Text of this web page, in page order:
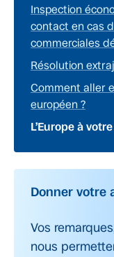
Inspection
contact en cas
commerciales
Résolution
Comment aller
européen ?
L’Europe à
Donner votre
Vos
nous